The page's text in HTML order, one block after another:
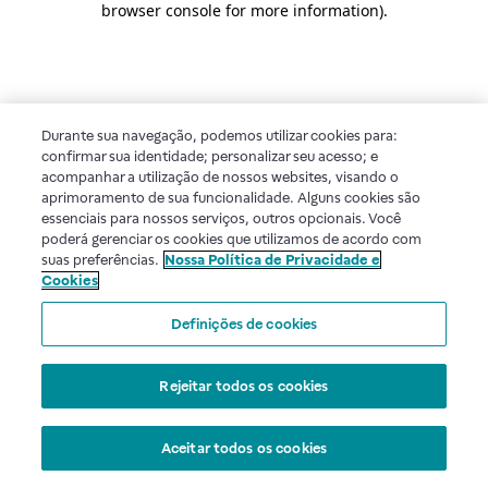
browser console for more information).
Durante sua navegação, podemos utilizar cookies para:
confirmar sua identidade; personalizar seu acesso; e
acompanhar a utilização de nossos websites, visando o
aprimoramento de sua funcionalidade. Alguns cookies são
essenciais para nossos serviços, outros opcionais. Você
poderá gerenciar os cookies que utilizamos de acordo com
suas preferências. Nossa Política de Privacidade e
Cookies
Definições de cookies
Rejeitar todos os cookies
Aceitar todos os cookies